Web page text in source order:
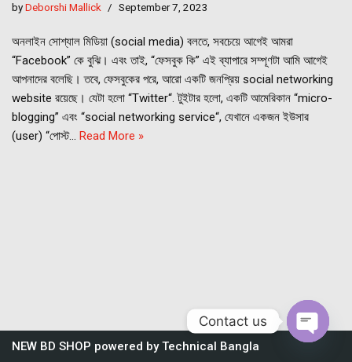
byDeborshi Mallick September 7, 2023
অনলাইন সোশ্যাল মিডিয়া (social media) বলতে, সবচেয়ে আগেই আমরা
“Facebook” কে বুঝি। এবং তাই, “ফেসবুক কি” এই ব্যাপারে সম্পূণটা আমি আগেই
আপনাদের বলেছি। তবে, ফেসবুকের পরে, আরো একটি জনপ্রিয় social networking
website রয়েছে। যেটা হলো “Twitter“. টুইটার হলো, একটি আমেরিকান “micro-
blogging” এবং “social networking service“, যেখানে একজন ইউসার
(user) “পোস্ট… Read More »
NEW BD SHOP powered byTechnical Bangla
Contact us